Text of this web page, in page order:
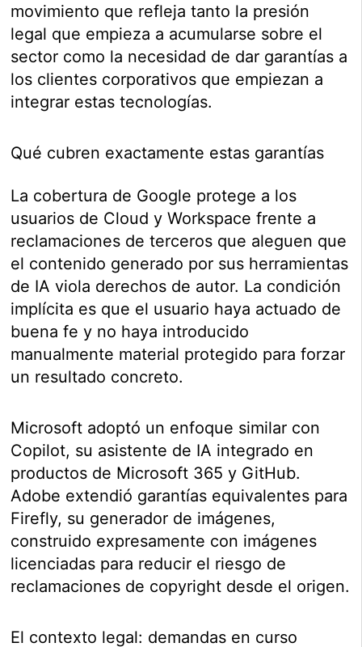
movimiento que refleja tanto la presión
legal que empieza a acumularse sobre el
sector como la necesidad de dar garantías a
los clientes corporativos que empiezan a
integrar estas tecnologías.
Qué cubren exactamente estas garantías
La cobertura de Google protege a los
usuarios de Cloud y Workspace frente a
reclamaciones de terceros que aleguen que
el contenido generado por sus herramientas
de IA viola derechos de autor. La condición
implícita es que el usuario haya actuado de
buena fe y no haya introducido
manualmente material protegido para forzar
un resultado concreto.
Microsoft adoptó un enfoque similar con
Copilot, su asistente de IA integrado en
productos de Microsoft 365 y GitHub.
Adobe extendió garantías equivalentes para
Firefly, su generador de imágenes,
construido expresamente con imágenes
licenciadas para reducir el riesgo de
reclamaciones de copyright desde el origen.
El contexto legal: demandas en curso